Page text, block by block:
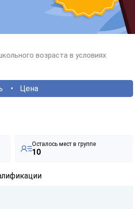
возраста в условиях
Цена
Осталось мест в группе
10